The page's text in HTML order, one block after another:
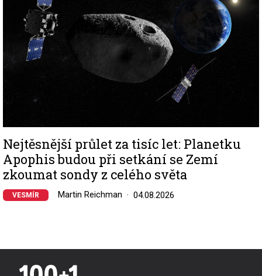
Nejtěsnější průlet za tisíc let: Planetku
Apophis budou při setkání se Zemí
zkoumat sondy z celého světa
VESMÍR Martin Reichman 04.08.2026